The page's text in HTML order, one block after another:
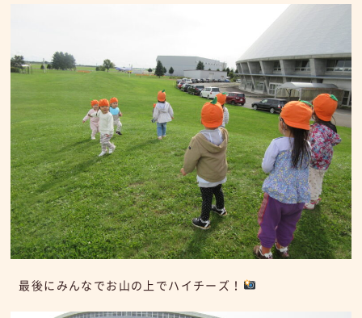
最後にみんなでお山の上でハイチーズ！